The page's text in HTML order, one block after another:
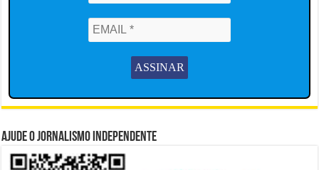
Ajude o Jornalismo Independente